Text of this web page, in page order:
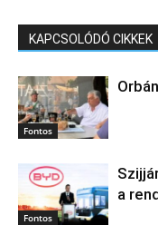
KAPCSOLÓDÓ CIKKEK
Fontos
Fontos
a